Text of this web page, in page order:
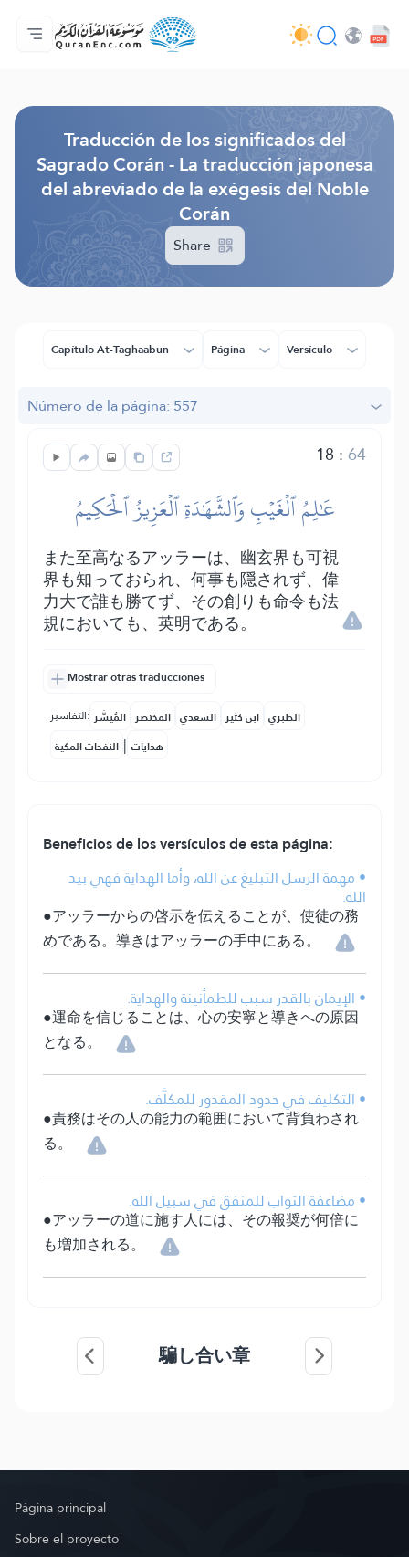
Página principal
Índice de traducciones
Audio
Servicios de desarrolladores - API
Sobre el proyecto
Contáctanos
Idioma
Traducción de los significados del
Sagrado Corán - La traducción japonesa
del abreviado de la exégesis del Noble
Corán
Share
Capítulo At-Taghaabun Página Versículo
Número de la página: 557
18 :64
عَٰلِمُ ٱلۡغَيۡبِ وَٱلشَّهَٰدَةِ ٱلۡعَزِيزُ ٱلۡحَكِيمُ
また至高なるアッラーは、幽玄界も可視
界も知っておられ、何事も隠されず、偉
力大で誰も勝てず、その創りも命令も法
規においても、英明である。
Mostrar otras traducciones
التفاسير: المُيسَّر المختصر السعدي ابن كثير الطبري
النفحات المكية | هدايات
Beneficios de los versículos de esta página:
• مهمة الرسل التبليغ عن الله، وأما الهداية فهي بيد
الله.
●アッラーからの啓示を伝えることが、使徒の務
めである。導きはアッラーの手中にある。
• الإيمان بالقدر سبب للطمأنينة والهداية.
●運命を信じることは、心の安寧と導きへの原因
となる。
• التكليف في حدود المقدور للمكلَّف.
●責務はその人の能力の範囲において背負わされ
る。
• مضاعفة الثواب للمنفق في سبيل الله.
●アッラーの道に施す人には、その報奨が何倍に
も増加される。
騙し合い章
Página principal
Sobre el proyecto